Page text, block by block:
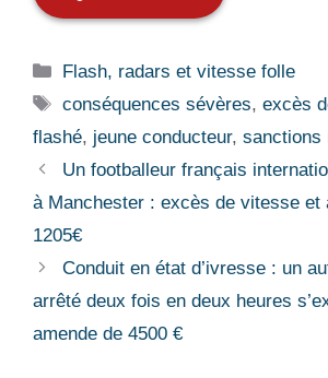
Catégories
Flash, radars et vitesse folle
Étiquettes
conséquences sévères,excès
flashé, jeune conducteur, sanctions
Un footballeur français
à Manchester : excès de vitesse et
1205€
Conduit en état d’ivresse : un
arrêté deux fois en deux heures
amende de 4500 €